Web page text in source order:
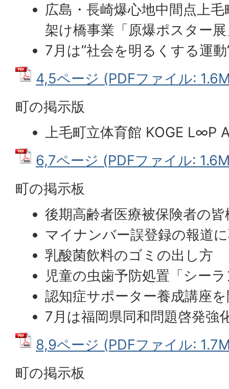
広島・長崎爆心地中間点上
架け橋事業「原爆ポスター
7月は”社会を明るくする運
4,5ページ (PDFファイル:
町の掲示版
上毛町立体育館 KOGE L∞P
6,7ページ (PDFファイル:
町の掲示板
後期高齢者医療被保険者の皆
マイナンバー誤登録の報道
乳酸菌飲料のゴミの出し方
児童の虫歯予防処置「シー
認知症サポーター養成講座
7月は福岡県同和問題啓発強
8,9ページ (PDFファイル:
町の掲示板